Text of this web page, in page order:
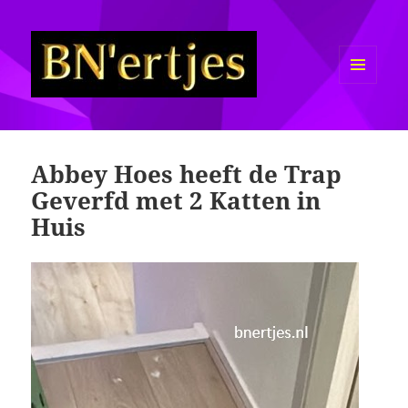
Sexy BN'ers / Bekende
Abbey Hoes heeft de Trap
Geverfd met 2 Katten in
Huis